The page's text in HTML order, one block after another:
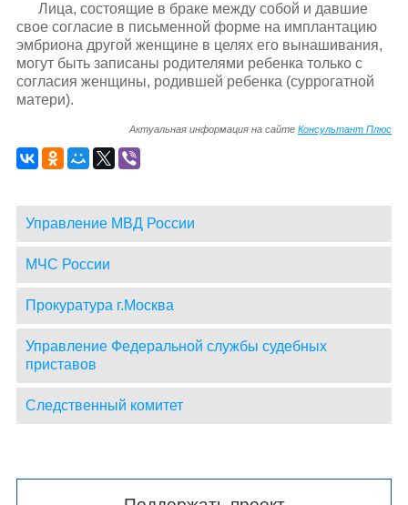
Лица, состоящие в браке между собой и давшие
свое согласие в письменной форме на имплантацию
эмбриона другой женщине в целях его вынашивания,
могут быть записаны родителями ребенка только с
согласия женщины, родившей ребенка (суррогатной
матери).
Актуальная информация на сайтеКонсультант Плюс
Управление МВД России
МЧС России
Прокуратура г.Москва
Управление Федеральной службы судебных
приставов
Следственный комитет